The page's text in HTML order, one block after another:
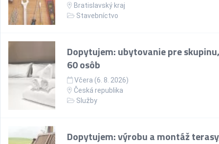
Bratislavský kraj
Stavebníctvo
Dopytujem: ubytovanie pre
60 osôb
Včera (6. 8. 2026)
Česká republika
Služby
Dopytujem: výrobu a montáž